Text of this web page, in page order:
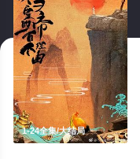
1-24全集/大结局